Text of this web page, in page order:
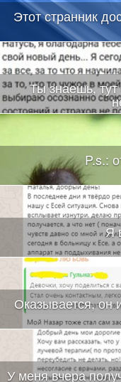
Этот странник
Ты знаешь,
P.s.:
Я
Оказывается, он
У меня вчера